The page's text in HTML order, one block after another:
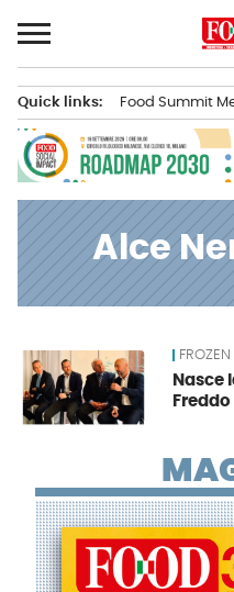
al
contenuto
principale
Quick links: Food Summit
Alce
News FROZEN
Nasce
Freddo